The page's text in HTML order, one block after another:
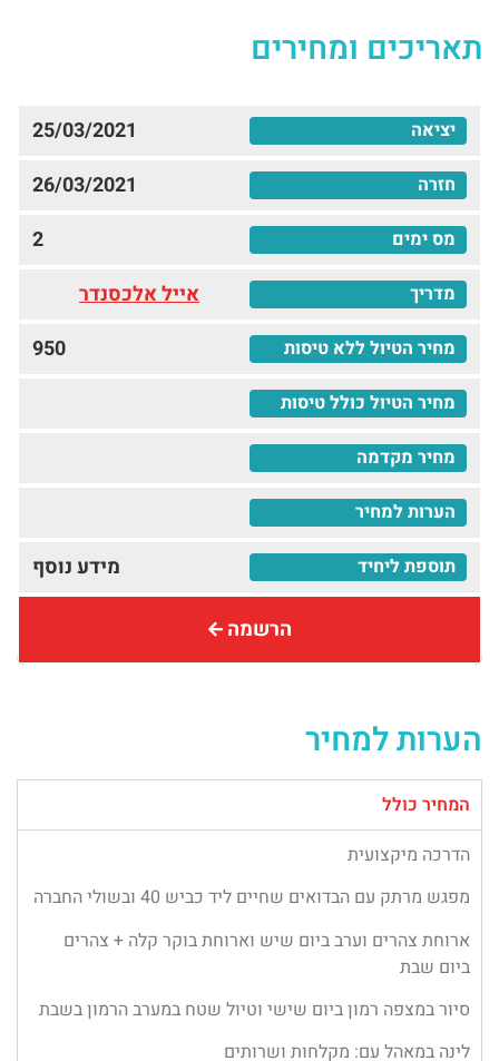
תאריכים ומחירים
25/03/2021
26/03/2021
2
אייל אלכסנדר
950
מידע נוסף
הרשמה
הערות למחיר
המחיר כולל
הדרכה מיקצועית
מפגש מרתק עם הבדואים שחיים ליד כביש 40 ובשולי החברה
ארוחת צהרים וערב ביום שיש וארוחת בוקר קלה + צהרים
ביום שבת
סיור במצפה רמון ביום שישי וטיול שטח במערב הרמון בשבת
לינה במאהל עם: מקלחות ושרותים